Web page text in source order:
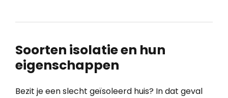
Soorten isolatie en hun
eigenschappen
Bezit je een slecht geïsoleerd huis? In dat geval